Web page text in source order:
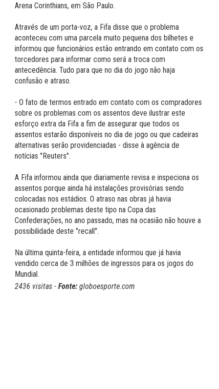
Arena Corinthians, em São Paulo.
Através de um porta-voz, a Fifa disse que o problema
aconteceu com uma parcela muito pequena dos bilhetes e
informou que funcionários estão entrando em contato com os
torcedores para informar como será a troca com
antecedência. Tudo para que no dia do jogo não haja
confusão e atraso.
- O fato de termos entrado em contato com os compradores
sobre os problemas com os assentos deve ilustrar este
esforço extra da Fifa a fim de assegurar que todos os
assentos estarão disponíveis no dia de jogo ou que cadeiras
alternativas serão providenciadas - disse à agência de
notícias "Reuters".
A Fifa informou ainda que diariamente revisa e inspeciona os
assentos porque ainda há instalações provisórias sendo
colocadas nos estádios. O atraso nas obras já havia
ocasionado problemas deste tipo na Copa das
Confederações, no ano passado, mas na ocasião não houve a
possibilidade deste "recall".
Na última quinta-feira, a entidade informou que já havia
vendido cerca de 3 milhões de ingressos para os jogos do
Mundial.
2436 visitas - Fonte: globoesporte.com